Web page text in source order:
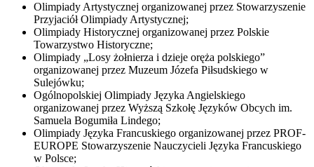
Olimpiady Artystycznej organizowanej przez Stowarzyszenie
Przyjaciół Olimpiady Artystycznej;
Olimpiady Historycznej organizowanej przez Polskie
Towarzystwo Historyczne;
Olimpiady „Losy żołnierza i dzieje oręża polskiego”
organizowanej przez Muzeum Józefa Piłsudskiego w
Sulejówku;
Ogólnopolskiej Olimpiady Języka Angielskiego
organizowanej przez Wyższą Szkołę Języków Obcych im.
Samuela Bogumiła Lindego;
Olimpiady Języka Francuskiego organizowanej przez PROF-
EUROPE Stowarzyszenie Nauczycieli Języka Francuskiego
w Polsce;